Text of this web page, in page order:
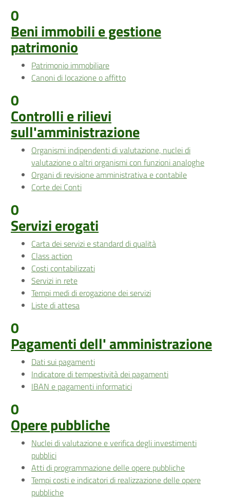
0
Beni immobili e gestione
patrimonio
Patrimonio immobiliare
Canoni di locazione o affitto
0
Controlli e rilievi
sull'amministrazione
Organismi indipendenti di valutazione, nuclei di
valutazione o altri organismi con funzioni analoghe
Organi di revisione amministrativa e contabile
Corte dei Conti
0
Servizi erogati
Carta dei servizi e standard di qualità
Class action
Costi contabilizzati
Servizi in rete
Tempi medi di erogazione dei servizi
Liste di attesa
0
Pagamenti dell' amministrazione
Dati sui pagamenti
Indicatore di tempestività dei pagamenti
IBAN e pagamenti informatici
0
Opere pubbliche
Nuclei di valutazione e verifica degli investimenti
pubblici
Atti di programmazione delle opere pubbliche
Tempi costi e indicatori di realizzazione delle opere
pubbliche